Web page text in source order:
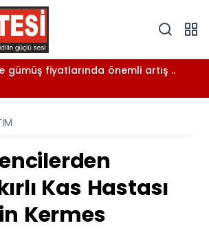
gümüş fiyatlarında önemli artış ..
Kas Hastası
Kermes